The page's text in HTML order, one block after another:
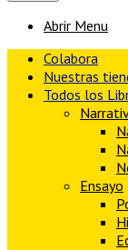
Abrir Menu
Colabora
Nuestras
Todos los
Ensayo